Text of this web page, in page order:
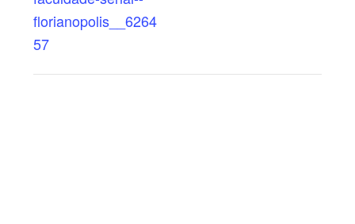
florianopolis__6264
57